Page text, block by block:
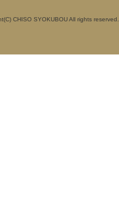
CHISO SYOKUBOU All rights reserved.